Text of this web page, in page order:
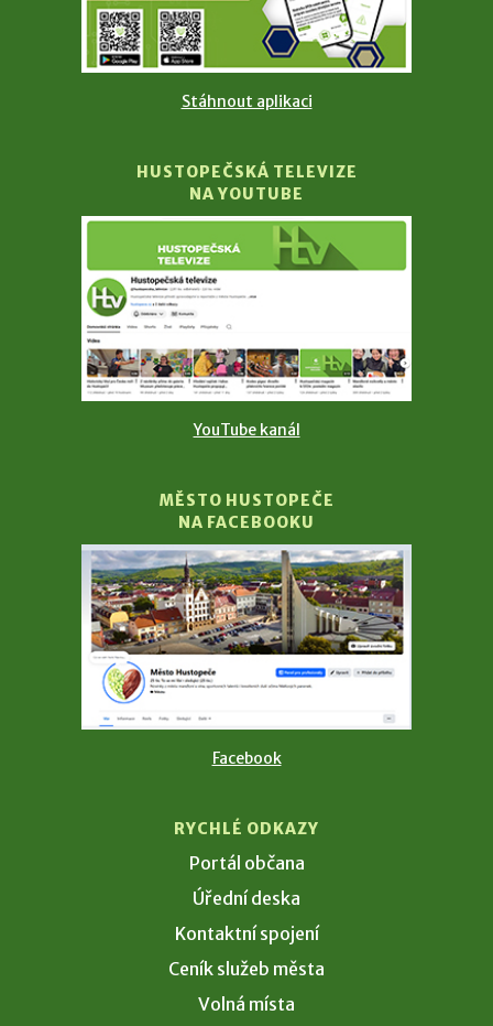
Stáhnout aplikaci
HUSTOPEČSKÁ TELEVIZE
NA YOUTUBE
YouTube kanál
MĚSTO HUSTOPEČE
NA FACEBOOKU
Facebook
RYCHLÉ ODKAZY
Portál občana
Úřední deska
Kontaktní spojení
Ceník služeb města
Volná místa